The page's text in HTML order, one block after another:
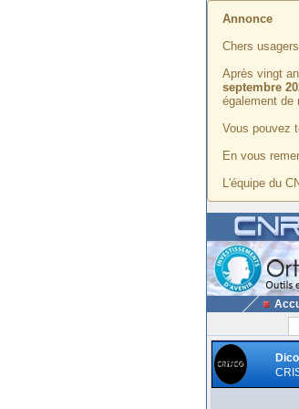
Annonce
Chers
Après vingt
septembre
également de
Vous pouvez
En vous
L'équipe du